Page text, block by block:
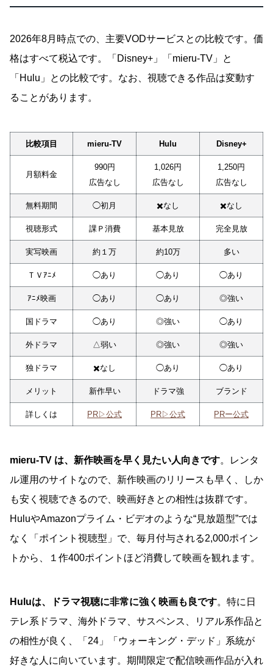
2026年8月時点での、主要VODサービスとの比較です。価
格はすべて税込です。「Disney+」「mieru-TV」と
「Hulu」との比較です。なお、視聴できる作品は変動す
ることがあります。
比較項目 mieru-TV Hulu Disney+
月額料金
990円
広告なし
1,026円
広告なし
1,250円
広告なし
無料期間 ◯初月 ✖️なし ✖️なし
視聴形式 課Ｐ消費 基本見放 完全見放
実写映画 約１万 約10万 多い
ＴＶｱﾆﾒ ◯あり ◯あり ◯あり
ｱﾆﾒ映画 ◯あり ◯あり ◎強い
国ドラマ ◯あり ◎強い ◯あり
外ドラマ △弱い ◎強い ◎強い
独ドラマ ✖️なし ◯あり ◯あり
メリット 新作早い ドラマ強 ブランド
詳しくは PR▷公式 PR▷公式 PRー公式
mieru-TV は、新作映画を早く見たい人向きです。レンタ
ル運用のサイトなので、新作映画のリリースも早く、しか
も安く視聴できるので、映画好きとの相性は抜群です。
HuluやAmazonプライム・ビデオのような“見放題型”では
なく「ポイント視聴型」で、毎月付与される2,000ポイン
トから、１作400ポイントほど消費して映画を観れます。
Huluは、ドラマ視聴に非常に強く映画も良です。特に日
テレ系ドラマ、海外ドラマ、サスペンス、リアル系作品と
の相性が良く、「24」「ウォーキング・デッド」系統が
好きな人に向いています。期間限定で配信映画作品が入れ